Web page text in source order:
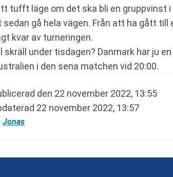
tufft läge om det ska bli en gruppvinst i
gå hela vägen. Från att ha gått
kvar av turneringen.
skräll under tisdagen? Danmark har ju
i den sena matchen vid 20:00.
den 22 november 2022, 13:55
22 november 2022, 13:57
Jonas